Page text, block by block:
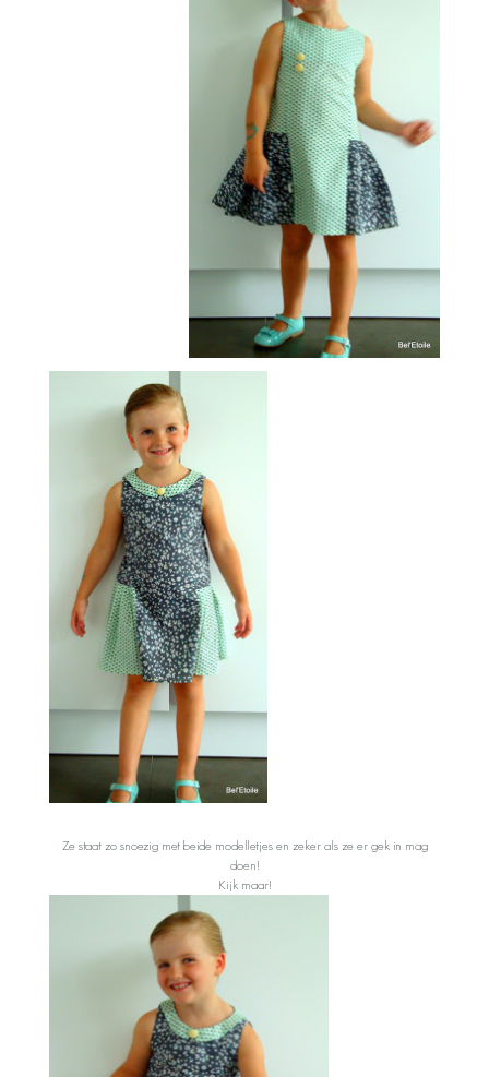
Ze staat zo snoezig met beide modelletjes en zeker als ze er gek in mag
doen!
Kijk maar!